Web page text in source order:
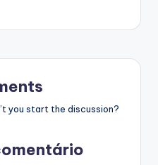
you start the discussion?